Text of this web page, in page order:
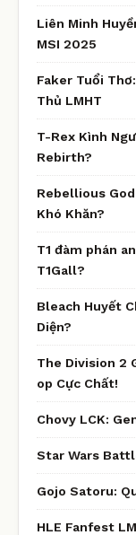
Liên Minh
MSI 2025
Faker Tuổi
Thủ LMHT
T-Rex Kình
Rebirth?
Rebellious
Khó Khăn?
T1 đàm phán
T1Gall?
Bleach Huyết
Diện?
The Division 2
op Cực Chất!
Chovy LCK:
Star Wars
Gojo Satoru:
HLE Fanfest